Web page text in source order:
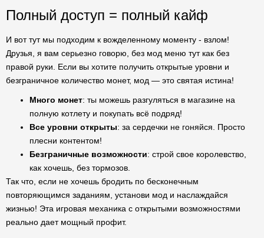
Полный доступ = полный кайф
И вот тут мы подходим к вожделенному моменту - взлом!
Друзья, я вам серьезно говорю, без мод меню тут как без
правой руки. Если вы хотите получить открытые уровни и
безграничное количество монет, мод — это святая истина!
Много монет: ты можешь разгуляться в магазине на
полную котлету и покупать всё подряд!
Все уровни открыты: за сердечки не гоняйся. Просто
плесни контентом!
Безграничные возможности: строй свое королевство,
как хочешь, без тормозов.
Так что, если не хочешь бродить по бесконечным
повторяющимся заданиям, установи мод и наслаждайся
жизнью! Эта игровая механика с открытыми возможностями
реально дает мощный профит.